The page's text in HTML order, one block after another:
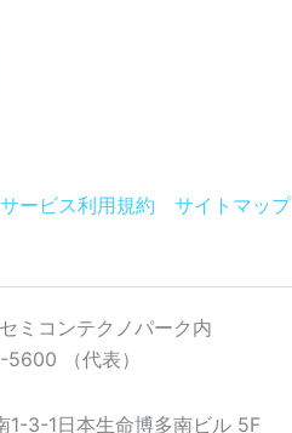
ービス利用規約 サイトマップ
ミコンテクノパーク内
（代表）
1-3-1日本生命博多南ビル 5F